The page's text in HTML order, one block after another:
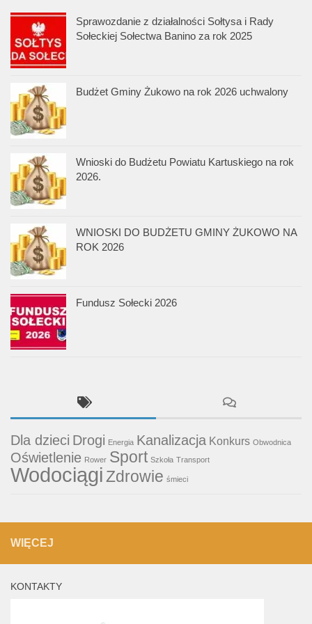
Sprawozdanie z działalności Sołtysa i Rady
Sołeckiej Sołectwa Banino za rok 2025
Budżet Gminy Żukowo na rok 2026 uchwalony
Wnioski do Budżetu Powiatu Kartuskiego na rok
2026.
WNIOSKI DO BUDŻETU GMINY ŻUKOWO NA
ROK 2026
Fundusz Sołecki 2026
Dla dzieci Drogi Energia Kanalizacja Konkurs Obwodnica
Oświetlenie Rower Sport Szkoła Transport
WodociągiZdrowie śmieci
WIĘCEJ
KONTAKTY